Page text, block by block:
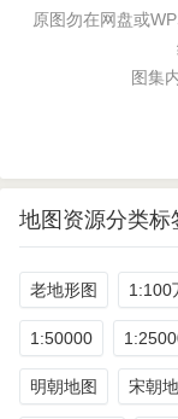
原图勿在网盘或
图集
地图资源分类标
老地形图 1:100
1:50000
明朝地图 宋朝